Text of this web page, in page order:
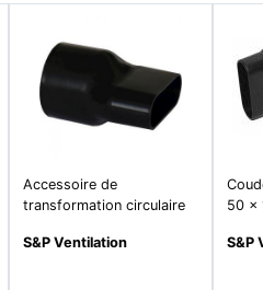
Accessoire de
transformation circulaire
mm
S&P Ventilation
50 x
S&P